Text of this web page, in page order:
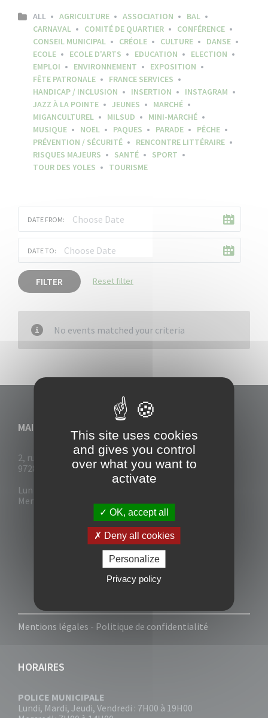
ALL AGRICULTURE ASSOCIATION
BAL
CARNAVAL
COMITÉ DE QUARTIER
CONFÉRENCE
CONSEIL MUNICIPAL
CRÉOLE CULTURE
DANSE
ECOLE
ECOLE D'ARTS EDUCATION
ELECTION
EMPLOI
ENVIRONNEMENT
EXPOSITION
FÊTE PATRONALE
FRANCE SERVICES
HANDICAP / INCLUSION
INSERTION
INSTAGRAM
JAZZ À LA POINTE
JEUNES
MARCHÉ
MIGANCULTUREL
MILSUD
MINI-MARCHÉ
MUSIQUE
NOËL PAQUES PARADE
PÊCHE
PRÉVENTION / SÉCURITÉ
RENCONTRE LITTÉRAIRE
RISQUES MAJEURS
SANTÉ
SPORT
TOUR DES YOLES
TOURISME
DATE FROM:
DATE TO:
FILTER Reset filter
No events matched your criteria
MAIRIE DU VAUCLIN
2, rue Collignon
97280 Le Vauclin
Lun - Mar : 7h30- 13h & 14h-17h
Mer-Jeu-Vend : 7h30 - 13h30
Mentions légales - Politique de confidentialité
HORAIRES
POLICE MUNICIPALE
Lundi, Mardi, Jeudi, Vendredi : 7H00 à 19H00
This site uses cookies
and gives you control
over what you want to
activate
OK, accept all
Deny all cookies
Personalize
Privacy policy